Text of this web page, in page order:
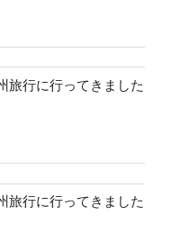
旅行に行ってきました
旅行に行ってきました